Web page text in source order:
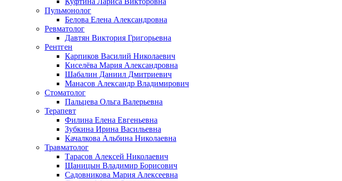
Пульмонолог
Белова Елена Александровна
Ревматолог
Давтян Виктория Григорьевна
Рентген
Карпиков Василий Николаевич
Киселёва Мария Александровна
Шабалин Даниил Дмитриевич
Манасов Александр Владимирович
Стоматолог
Пальцева Ольга Валерьевна
Терапевт
Филина Елена Евгеньевна
Зубкина Ирина Васильевна
Качалкова Альбина Николаевна
Травматолог
Тарасов Алексей Николаевич
Щаницын Владимир Борисович
Садовникова Мария Алексеевна